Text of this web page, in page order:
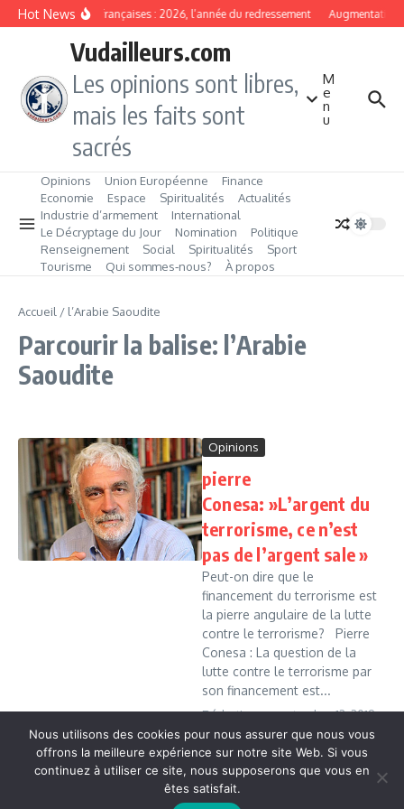
Aller au contenu
Hot NewsBanques françaises : 2026, l’année du redressement Augmentation
Vudailleurs.com
Les opinions sont libres,
mais les faits sont
sacrés
M
e
n
u
Opinions Union Européenne
Finance
Economie
Espace Spiritualités
Actualités
Industrie d’armement
International
Le Décryptage du Jour
Nomination
Politique
Renseignement
Social Spiritualités
Sport
Tourisme
Qui sommes‑nous? À propos
Accueil / l’Arabie Saoudite
Parcourir la balise: l’Arabie
Saoudite
Opinions
pierre
Conesa: »L’argent du
terrorisme, ce n’est
pas de l’argent sale »
Peut-on dire que le
financement du terrorisme est
la pierre angulaire de la lutte
contre le terrorisme? Pierre
Conesa : La question de la
lutte contre le terrorisme par
son financement est...
Rédaction septembre 12, 2019
Read More
Copyright © 2026 Vudailleurs.com | Réalisé par
Nous utilisons des cookies pour nous assurer que nous vous
offrons la meilleure expérience sur notre site Web. Si vous
continuez à utiliser ce site, nous supposerons que vous en
êtes satisfait.